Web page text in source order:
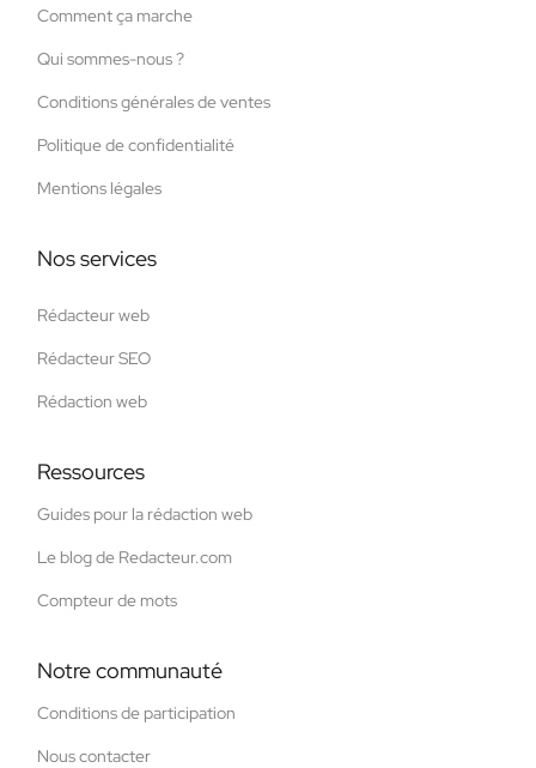
Comment ça marche
Qui sommes-nous ?
Conditions générales de ventes
Politique de confidentialité
Mentions légales
Nos services
Rédacteur web
Rédacteur SEO
Rédaction web
Ressources
Guides pour la rédaction web
Le blog de Redacteur.com
Compteur de mots
Notre communauté
Conditions de participation
Nous contacter